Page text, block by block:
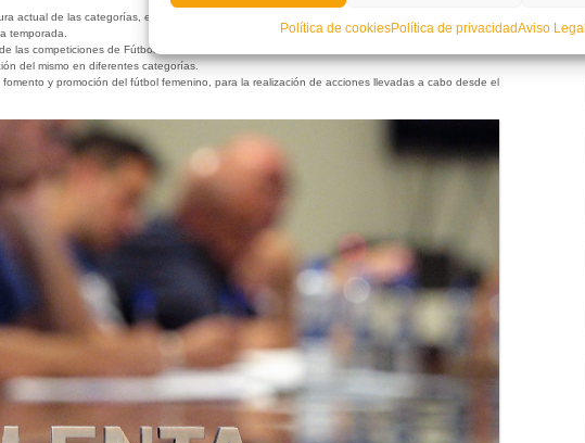
Política de cookiesPolítica de privacidadAviso Legal
actual de las categorías, equiparación y mejora de las mismas.
temporada.
las competiciones de Fútbol femenino.
del mismo en diferentes categorías.
y promoción del fútbol femenino, para la realización de acciones llevadas a cabo desde el